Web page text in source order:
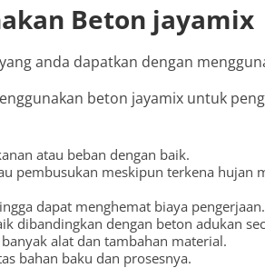
Beton jayamix
anda dapatkan dengan
beton jayamix untuk
atau beban dengan baik.
pembusukan meskipun terkena hujan
dapat menghemat biaya pengerjaan.
dibandingkan dengan beton adukan
alat dan tambahan material.
bahan baku dan prosesnya.